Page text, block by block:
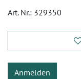
Art. Nr.: 329350
Anmelden